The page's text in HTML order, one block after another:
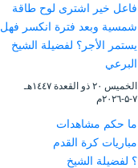
فاعل خير اشترى لوح طاقة
شمسية وبعد فترة انكسر فهل
يستمر الأجر؟ لفضيلة الشيخ
البرعي
الخميس ۲۰ ذو القعدة ۱٤٤۷هـ
۷-۵-۲۰۲٦م
ما حكم مشاهدات
مباريات كرة القدم
؟ لفضيلة الشيخ